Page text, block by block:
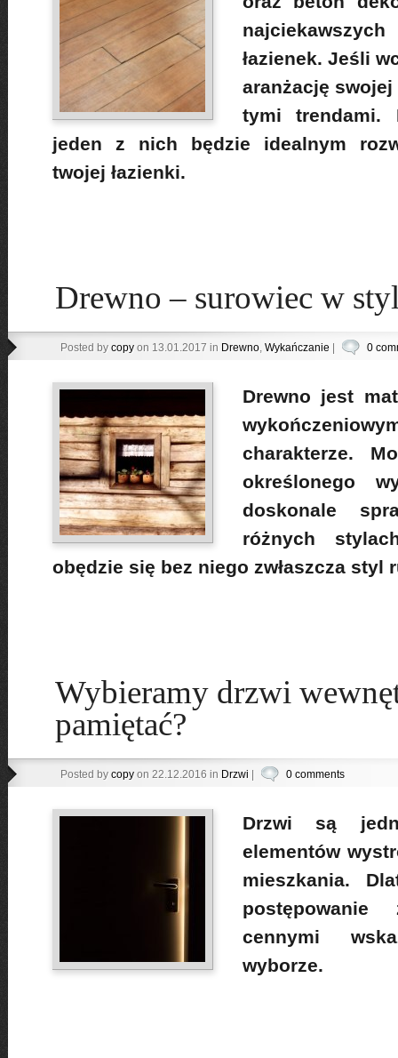
łazienek. Jeśli
aranżację swojej
tymi trendami.
jeden z nich będzie idealnym
twojej łazienki.
Drewno – surowiec w
Posted by copyon 13.01.2017 in Drewno, Wykańczanie 0
Drewno jest
charakterze.
określonego
doskonale
różnych
obędzie się bez niego zwłaszcza styl
Wybieramy drzwi
pamiętać?
Posted by copyon 22.12.2016 in Drzwi 0 comments
Drzwi są
elementów
mieszkania.
cennymi
wyborze.